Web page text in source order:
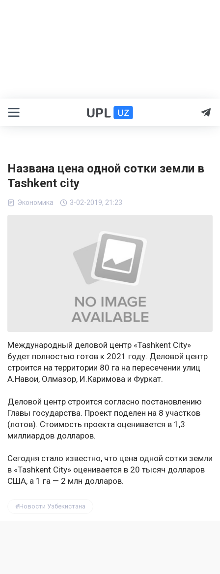
Названа цена одной сотки земли в
Tashkent city
Экономика 3-02-2019, 21:23
Международный деловой центр «Tashkent City»
будет полностью готов к 2021 году. Деловой центр
строится на территории 80 га на пересечении улиц
А.Навои, Олмазор, И.Каримова и Фуркат.
Деловой центр строится согласно постановлению
Главы государства. Проект поделен на 8 участков
(лотов). Стоимость проекта оценивается в 1,3
миллиардов долларов.
Сегодня стало известно, что цена одной сотки земли
в «Tashkent City» оценивается в 20 тысяч долларов
США, а 1 га — 2 млн долларов.
Новости Узбекистана